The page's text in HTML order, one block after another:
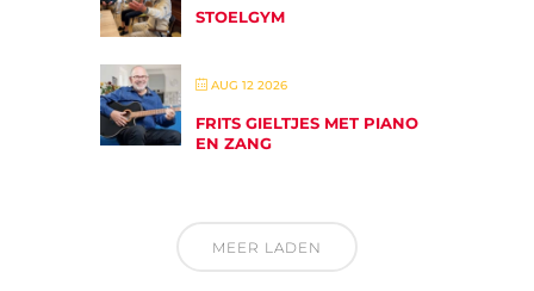
STOELGYM
AUG 12 2026
FRITS GIELTJES MET PIANO
EN ZANG
MEER LADEN